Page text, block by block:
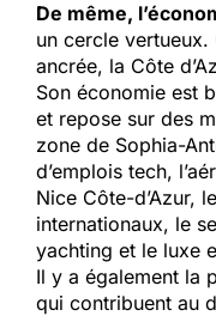
De même,
un cercle
ancrée, la Côte
Son économie est
et repose sur des
zone de Sophia-
d’emplois tech,
Nice Côte-d’Azur,
internationaux, le
yachting et le luxe
Il y a également la
qui contribuent au